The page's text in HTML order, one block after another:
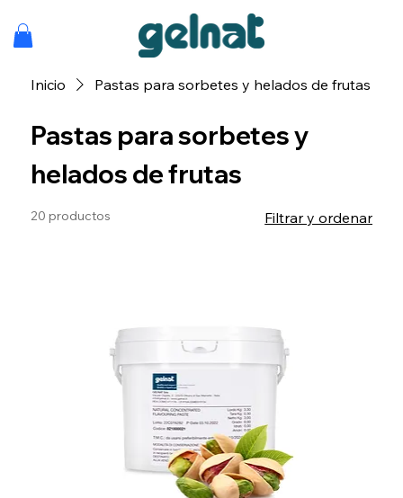
Inicio Pastas para sorbetes y helados de frutas
Pastas para sorbetes y
helados de frutas
20 productos Filtrar y ordenar